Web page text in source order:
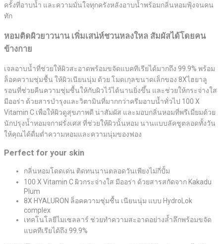
ครั้งที่อาบน้ำ และความมั่นใจทุกครังหลังอาบน้ำพร้อมกลิ่นหอมฟุ้งจนคน
ทัก
หอมติดผิวยาวนาน เพิ่มเสน่ห์ชวนหลงใหล สัมผัสได้โดยคน
ข้างกาย
เจลอาบน้ำที่ช่วยให้ผิวสะอาดพร้อมขจัดแบคทีเรียได้มากถึง 99.9% พร้อม
ล็อคความชุ่มชื้น ให้ผิวเนียนนุ่ม ด้วย โมดเกุลขนาดเล็กของ 8Xไฮยาลู
รอนที่ช่วยคืนความชุ่มชื้นให้กับผิวไว้ได้นานยิ่งขึ้น และช่วยให้กระจ่างใส
มีออร่า ด้วยสารบำรุงและวิตามินที่มากกว่าครีมอาบน้ำทั่วไป 100 X
Vitamin C เพื่อให้ผิวดูสุขภาพดี น่าสัมผัส และมอบกลิ่นหอมที่พรีเมี่ยมด้วย
นักปรุงน้ำหอมจกาฝรั่งเศส ที่ช่วยให้ผิวนั้นหอม นานแบบลัคชูตลอดทั้งวัน
ให้คุณได้ดื่มด่ำความหอมและความนุ่มของฟอง
Perfect for your skin
กลิ่นหอมโดดเด่น ติดทนนานตลอดวันเพียงไม่กี่ปั้ม
100 X Vitamin C ผิวกระจ่างใส มีออร่า ด้วยสารสกัดจาก Kakadu
Plum
8X HYALURON ล็อคความชุ่มชื้น เนียนนุ่ม แบบ HydroLok
complex
เทคโนโลยีไมเซลลาร์ ช่วยทำความสะอาดอย่างล้ำลึกพร้อมขจัด
แบคทีเรียได้ถึง 99.9%